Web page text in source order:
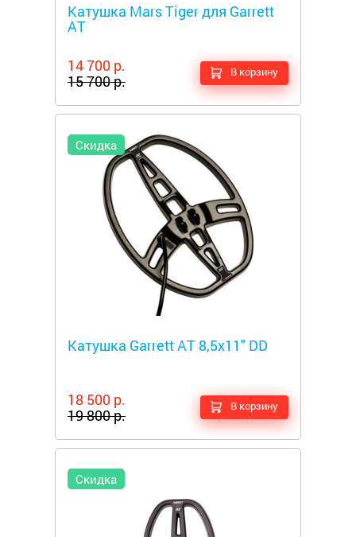
Катушка Mars Tiger для Garrett
AT
14 700 р.
15 700 р.
В корзину
Скидка
Катушка Garrett AT 8,5х11" DD
18 500 р.
19 800 р.
В корзину
Скидка